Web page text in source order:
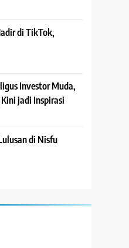
di TikTok,
Investor Muda,
jadi Inspirasi
di Nisfu